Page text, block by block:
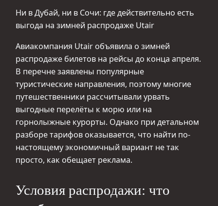
Ни в Дубай, ни в Сочи: где действительно есть
выгода на зимней распродаже Utair
Авиакомпания Utair объявила о зимней
распродаже билетов на рейсы до конца апреля.
В перечне заявлены популярные
туристические направления, поэтому многие
путешественники рассчитывали урвать
выгодные перелёты к морю или на
горнолыжные курорты. Однако при детальном
разборе тарифов оказывается, что найти по-
настоящему экономичный вариант не так
просто, как обещает реклама.
Условия распродажи: что